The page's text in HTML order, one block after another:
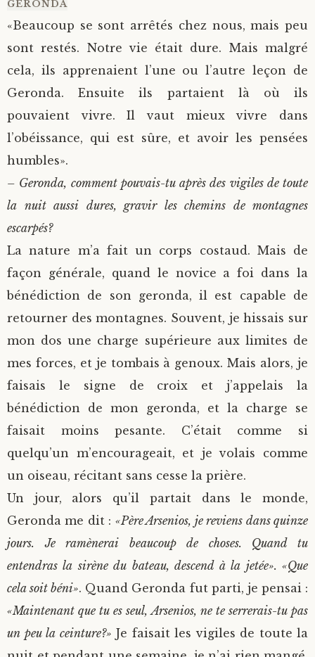
GERONDA
«Beaucoup se sont arrêtés chez nous, mais peu
sont restés. Notre vie était dure. Mais malgré
cela, ils apprenaient l’une ou l’autre leçon de
Geronda. Ensuite ils partaient là où ils
pouvaient vivre. Il vaut mieux vivre dans
l’obéissance, qui est sûre, et avoir les pensées
humbles».
– Geronda, comment pouvais-tu après des vigiles de toute
la nuit aussi dures, gravir les chemins de montagnes
escarpés?
La nature m’a fait un corps costaud. Mais de
façon générale, quand le novice a foi dans la
bénédiction de son geronda, il est capable de
retourner des montagnes. Souvent, je hissais sur
mon dos une charge supérieure aux limites de
mes forces, et je tombais à genoux. Mais alors, je
faisais le signe de croix et j’appelais la
bénédiction de mon geronda, et la charge se
faisait moins pesante. C’était comme si
quelqu’un m’encourageait, et je volais comme
un oiseau, récitant sans cesse la prière.
Un jour, alors qu’il partait dans le monde,
Geronda me dit : «Père Arsenios, je reviens dans quinze
jours. Je ramènerai beaucoup de choses. Quand tu
entendras la sirène du bateau, descend à la jetée». «Que
cela soit béni». Quand Geronda fut parti, je pensai :
«Maintenant que tu es seul, Arsenios, ne te serrerais-tu pas
un peu la ceinture?» Je faisait les vigiles de toute la